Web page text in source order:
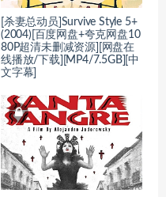
[杀妻总动员]Survive Style 5+
(2004)[百度网盘+夸克网盘10
80P超清未删减资源][网盘在
线播放/下载][MP4/7.5GB][中
文字幕]